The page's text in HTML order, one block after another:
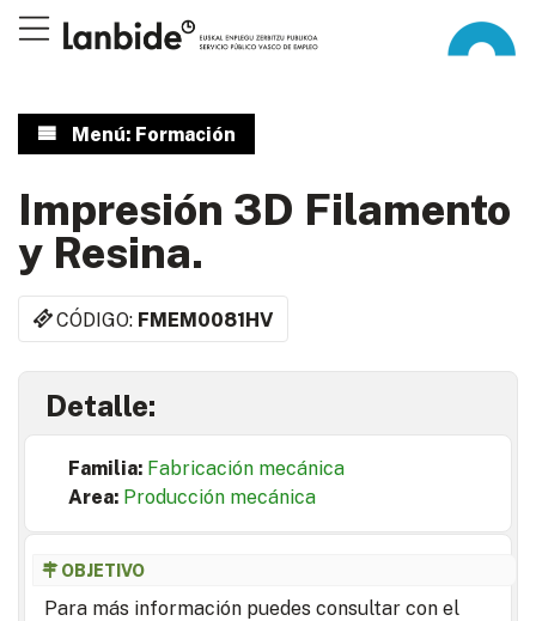
Menú: Formación
Impresión 3D Filamento
y Resina.
CÓDIGO: FMEM0081HV
Detalle:
Familia: Fabricación mecánica
Area: Producción mecánica
OBJETIVO
Para más información puedes consultar con el